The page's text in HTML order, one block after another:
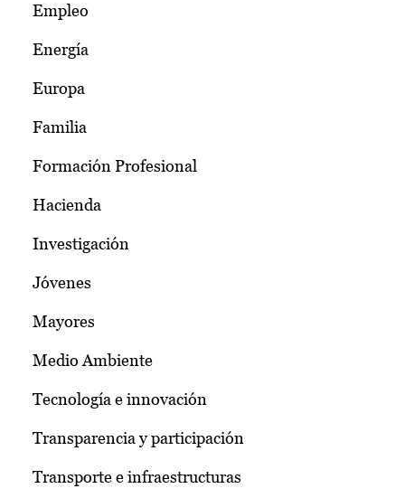
Empleo
Energía
Europa
Familia
Formación Profesional
Hacienda
Investigación
Jóvenes
Mayores
Medio Ambiente
Tecnología e innovación
Transparencia y participación
Transporte e infraestructuras